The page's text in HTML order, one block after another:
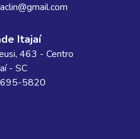
Itajaí
, 463 - Centro
- SC
5820